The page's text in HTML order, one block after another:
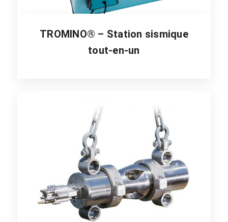
TROMINO® – Station sismique
tout-en-un